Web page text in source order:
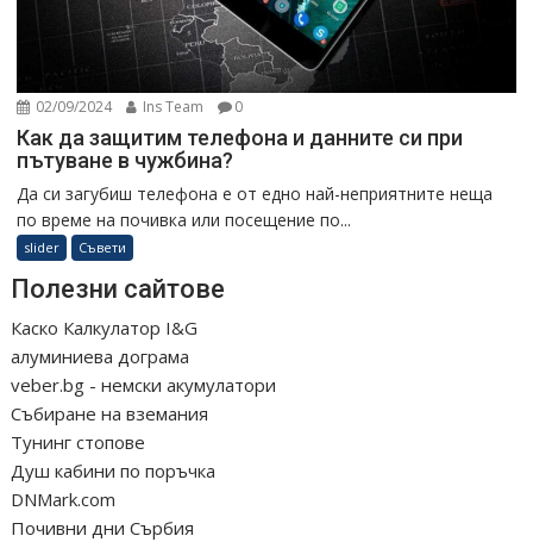
02/09/2024 Ins Team 0
Как да защитим телефона и данните си при
пътуване в чужбина?
Да си загубиш телефона е от едно най-неприятните неща
по време на почивка или посещение по...
slider Съвети
Полезни сайтове
Каско Калкулатор I&G
алуминиева дограма
veber.bg - немски акумулатори
Събиране на вземания
Тунинг стопове
Душ кабини по поръчка
DNMark.com
Почивни дни Сърбия